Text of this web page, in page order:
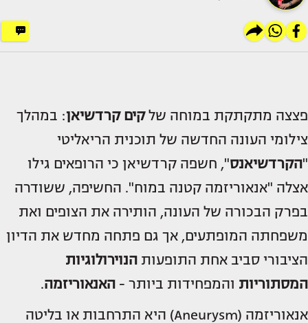
פצצה מתקתקת במוחה שלקים קרדשיאן: במהלך
צילומי העונה החדשה של תוכנית הריאליטי
"הקרדשיאנס", חשפה קרדשיאן כי הרופאים גילו
אצלה "אנאוריזמה קטנה במוח". החשיפה, ששודרה
בפרק הבכורה של העונה, הותירה את הצופים ואת
משפחתה המופתעים, אך גם פתחה מחדש את הדיון
הציבורי סביב אחת התופעות הנוירולוגיות
המסתוריות והמפחידות ביותר - האנאוריזמה.
אנאוריזמה (Aneurysm) היא התרחבות או בליטה